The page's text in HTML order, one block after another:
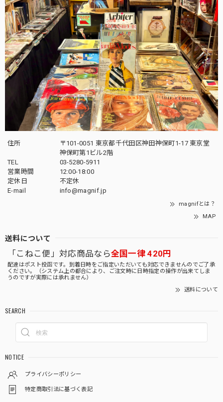
住所
〒101-0051 東京都千代田区神田神保町1-17 東京堂
神保町第1ビル2階
TEL
03-5280-5911
営業時間
12:00-18:00
定休日
不定休
E-mail
info@magnif.jp
magnifとは？
MAP
送料について
「こねこ便」対応商品なら全国一律 420円
配達はポスト投函です。到着日時をご指定いただいても対応できませんのでご了承
ください。（システム上の都合により、ご注文時に日時指定の操作が出来てしま
うのですが実際には承れません）
送料について
SEARCH
NOTICE
プライバシーポリシー
特定商取引法に基づく表記